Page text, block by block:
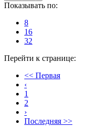
Показывать по:
8
16
32
Перейти к странице:
<< Первая
‹
1
2
›
Последняя >>